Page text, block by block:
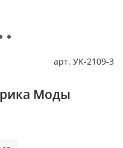
арт. УК-2109-3
Моды